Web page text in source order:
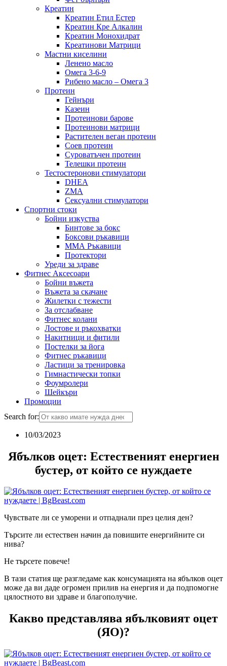
Креатин
Креатин Етил Естер
Креатин Кре Алкалин
Креатин Монохидрат
Креатинови Матрици
Мастни киселини
Ленено масло
Омега 3-6-9
Рибено масло – Омега 3
Протеин
Гейнъри
Казеин
Протеинови барове
Протеинови матрици
Растителен веган протеин
Соев протеин
Суроватъчен протеин
Телешки протеин
Тестостеронови стимулатори
DHEA
ZMA
Сексуални стимулатори
Спортни стоки
Бойни изкуства
Бинтове за бокс
Боксови ръкавици
ММА Ръкавици
Протектори
Уреди за здраве
Фитнес Аксесоари
Бойни въжета
Въжета за скачане
Жилетки с тежести
За отслабване
Фитнес колани
Лостове и ръкохватки
Накитници и фитили
Постелки за йога
Фитнес ръкавици
Ластици за тренировка
Гимнастически топки
Фоумролери
Шейкъри
Промоции
Search for:
10/03/2023
Ябълков оцет: Естественият енергиен
бустер, от който се нуждаете
Чувствате ли се уморени и отпаднали през целия ден?
Търсите ли естествен начин да повишите енергийните си
нива?
Не търсете повече!
В тази статия ще разгледаме как консумацията на ябълков оцет
може да ви даде огромен прилив на енергия и да подпомогне
цялостното ви здраве и благополучие.
Какво представлява ябълковият оцет
(ЯО)?